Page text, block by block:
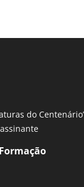
do